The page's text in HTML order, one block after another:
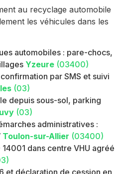
au recyclage automobile
les véhicules dans les
automobiles : pare-chocs,
Yzeure (03400)
par SMS et suivi
(03)
depuis sous-sol, parking
(03)
administratives :
Toulon-sur-Allier (03400)
dans centre VHU agréé